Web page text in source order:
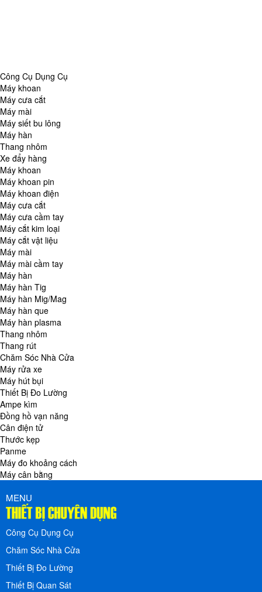
Công Cụ Dụng Cụ
Máy khoan
Máy cưa cắt
Máy mài
Máy siết bu lông
Máy hàn
Thang nhôm
Xe đẩy hàng
Máy khoan
Máy khoan pin
Máy khoan điện
Máy cưa cắt
Máy cưa cầm tay
Máy cắt kim loại
Máy cắt vật liệu
Máy mài
Máy mài cầm tay
Máy hàn
Máy hàn Tig
Máy hàn Mig/Mag
Máy hàn que
Máy hàn plasma
Thang nhôm
Thang rút
Chăm Sóc Nhà Cửa
Máy rửa xe
Máy hút bụi
Thiết Bị Đo Lường
Ampe kìm
Đồng hồ vạn năng
Cân điện tử
Thước kẹp
Panme
Máy đo khoảng cách
Máy cân bằng
MENU
Công Cụ Dụng Cụ
Chăm Sóc Nhà Cửa
Thiết Bị Đo Lường
Thiết Bị Quan Sát